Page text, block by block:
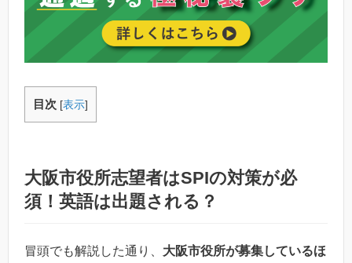
目次 [表示]
大阪市役所志望者はSPIの対策が必
須！英語は出題される？
冒頭でも解説した通り、 大阪市役所が募集しているほ